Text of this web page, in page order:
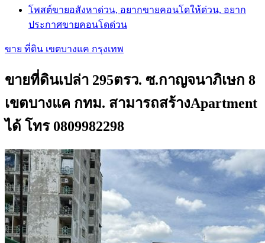
โพสต์ขายอสังหาด่วน, อยากขายคอนโดให้ด่วน, อยาก
ประกาศขายคอนโดด่วน
ขาย ที่ดิน เขตบางแค กรุงเทพ
ขายที่ดินเปล่า 295ตรว. ซ.กาญจนาภิเษก 8
เขตบางแค กทม. สามารถสร้างApartment
ได้ โทร 0809982298